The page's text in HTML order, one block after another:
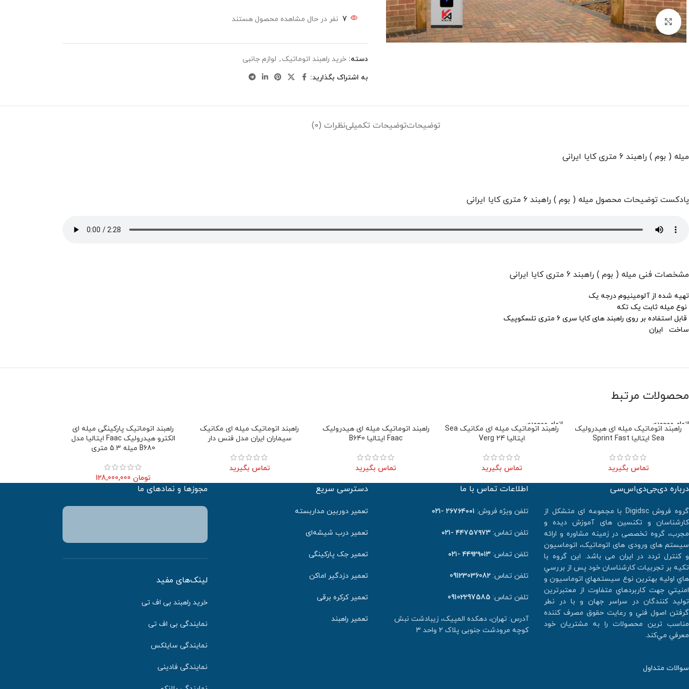
بزرگنمایی تصویر 7 نفر در حال مشاهده محصول هستند
دسته: خرید راهبند اتوماتیک , لوازم جانبی
به اشتراک بگذارید:
توضیحاتتوضیحات تکمیلینظرات (0)
میله ( بوم ) راهبند 6 متری کایا ایرانی
پادکست توضیحات محصول میله ( بوم ) راهبند 6 متری کایا ایرانی
مشخصات فنی میله ( بوم ) راهبند 6 متری کایا ایرانی
تهیه شده از آلومینیوم درجه یک
نوع میله ثابت یک تکه
قابل استفاده بر روی راهبند های کایا سری 6 متری تلسکوپیک
ساخت ایران
محصولات مرتبط
اتمام موجودی
راهبند اتوماتیک میله ای هیدرولیک
Sea ایتالیا Sprint Fast
تماس بگیرید
اتمام موجودی
راهبند اتوماتیک میله ای مکانیک Sea
ایتالیا Verg 24
تماس بگیرید
راهبند اتوماتیک میله ای هیدرولیک
Faac ایتالیا B640
تماس بگیرید
راهبند اتوماتیک میله ای مکانیک
سیماران ایران مدل فنس دار
تماس بگیرید
راهبند اتوماتیک پارکینگی میله ای
الکترو هیدرولیک Faac ایتالیا مدل
B680 میله 5.3 متری
تومان
درباره دی‌جی‌دی‌اس‌سی
گروه فروش Digidsc با مجموعه ای متشکل از
کارشناسان و تکنسین های آموزش دیده و
مجرب، گروه تخصصی در زمینه مشاوره و ارائه
سیستم های ورودی های اتوماتیک، اتوماسیون
و کنترل تردد در ایران می باشد. اين گروه با
تكيه بر تجربيات كارشناسان خود پس از بررسي
هاي اوليه بهترين نوع سيستمهاي اتوماسيون و
امنيتي جهت كاربردهاي متفاوت از معتبرترين
توليد كنندگان در سراسر جهان و با در نطر
گرفتن اصول فني و رعايت حقوق مصرف كننده
مناسب ترين محصولات را به مشتريان خود
معرفي مي‌كند.
سوالات متداول
اطلاعات تماس با ما
تلفن ویژه فروش: ٢٦٧٦٤٠٠١ -۰۲۱
تلفن تماس: ۴۴۷۵۷۹۷۳ -۰۲۱
تلفن تماس: ۴۴۹۲۹۰۱۳ -۰۲۱
تلفن تماس: 09123036082
تلفن تماس: 09102297585
آدرس: تهران، دهکده المپیک، زیبادشت نبش
کوچه مرودشت جنوبی پلاک ۲ واحد ۳
دسترسی سریع
تعمیر دوربین مداربسته
تعمیر درب شیشه‌ای
تعمیر جک پارکینگی
تعمیر دزدگیر اماکن
تعمیر کرکره برقی
تعمیر راهبند
مجوزها و نمادهای ما
لینک‌های مفید
خرید راهبند بی اف تی
نمایندگی بی اف تی
نمایندگی سایلکس
نمایندگی فادینی